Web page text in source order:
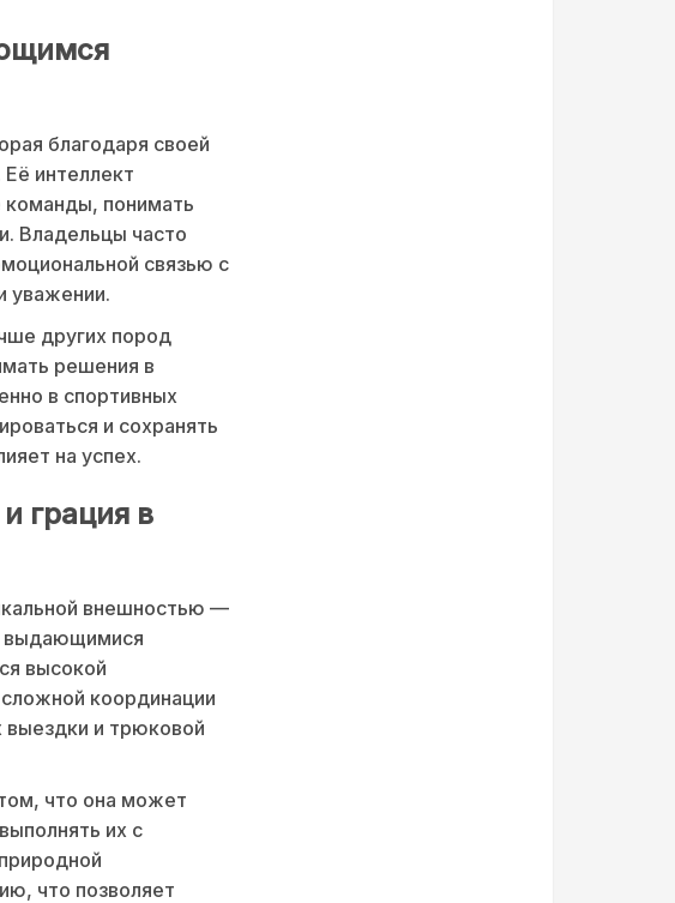
благодаря своей
интеллект
команды, понимать
Владельцы часто
связью с
уважении.
других пород
решения в
в спортивных
и сохранять
на успех.
грация в
внешностью —
выдающимися
высокой
координации
выездки и трюковой
что она может
их с
что позволяет